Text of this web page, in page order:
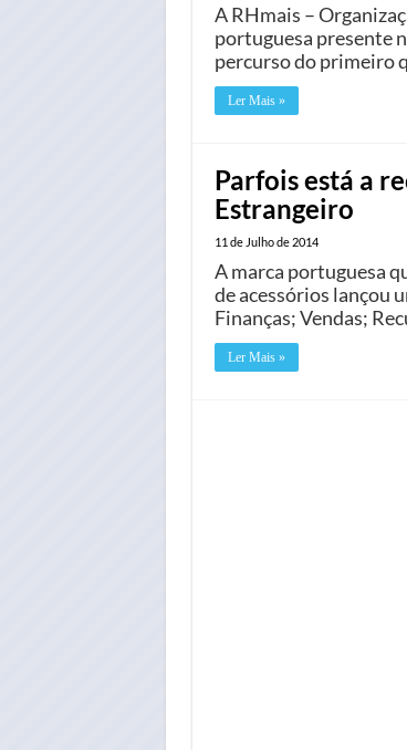
A RHmais –
portuguesa presente
percurso do primeiro
Ler Mais »
Parfois está a
Estrangeiro
11 de Julho de 2014
A marca portuguesa
de acessórios lançou
Finanças; Vendas;
Ler Mais »